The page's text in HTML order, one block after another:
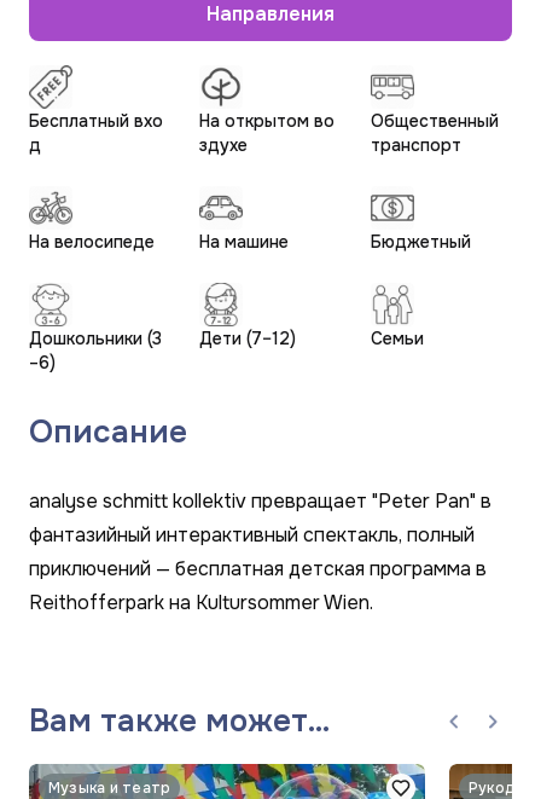
Бесплатный вхо
д
На открытом во
здухе
Общественный
транспорт
На велосипеде На машине Бюджетный
Дошкольники (3
–6)
Дети (7–12) Семьи
Описание
analyse schmitt kollektiv превращает "Peter Pan" в
фантазийный интерактивный спектакль, полный
приключений — бесплатная детская программа в
Reithofferpark на Kultursommer Wien.
Направления
Вам также может
понравиться
Музыка и театр